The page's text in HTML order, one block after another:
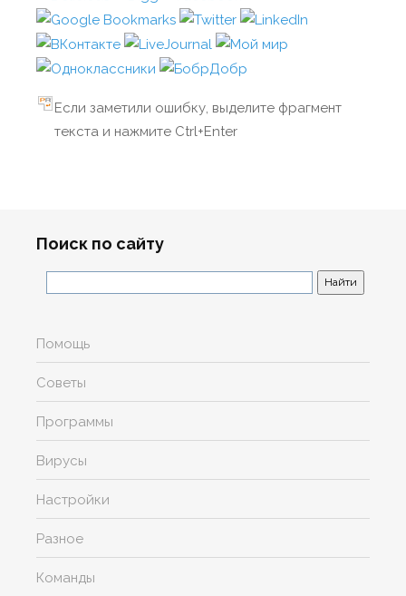
Если заметили ошибку, выделите фрагмент
текста и нажмите Ctrl+Enter
Поиск по сайту
Помощь
Советы
Программы
Вирусы
Настройки
Разное
Команды